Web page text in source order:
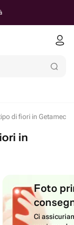
di fiori in Getamech
in
Foto
Ci